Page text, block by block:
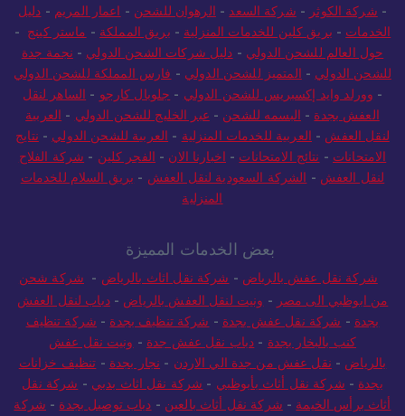
- شركة الكوثر - شركة السعد - الرهوان للشحن - اعمار المريم - دليل
الخدمات - بريق كلين للخدمات المنزلية - بريق المملكة - ماستر كينج -
حول العالم للشحن الدولي - دليل شركات الشحن الدولي - نجمة جدة
للشحن الدولي - المتميز للشحن الدولي - فارس المملكة للشحن الدولي
- وورلد وايد إكسبريس للشحن الدولي - جلوبال كارجو - الساهر لنقل
العفش بجدة - البسمه للشحن - عبر الخليج للشحن الدولي - العربية
لنقل العفش - العربية للخدمات المنزلية - العربية للشحن الدولي - نتايج
الامتحانات - نتائج الامتحانات - اخبارنا الان - الفجر كلين - شركة الفلاح
لنقل العفش - الشركة السعودية لنقل العفش - بريق السلام للخدمات
المنزلية
بعض الخدمات المميزة
شركة نقل عفش بالرياض - شركة نقل اثاث بالرياض - شركة شحن
من ابوظبي الى مصر - ونيت لنقل العفش بالرياض -دباب لنقل العفش
بجدة - شركة نقل عفش بجدة - شركة تنظيف بجدة - شركة تنظيف
كنب بالبخار بجدة - دباب نقل عفش جدة - ونيت نقل عفش
بالرياض - نقل عفش من جدة الي الاردن - نجار بجدة - تنظيف خزانات
بجدة - شركة نقل أثاث بأبوظبي - شركة نقل اثاث بدبي - شركة نقل
أثاث برأس الخيمة - شركة نقل أثاث بالعين - دباب توصيل بجدة - شركة